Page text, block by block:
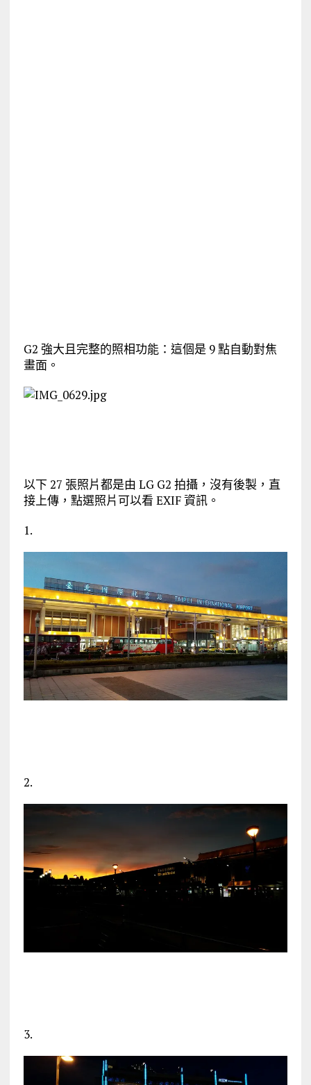
G2 強大且完整的照相功能：這個是 9 點自動對焦
畫面。
以下 27 張照片都是由 LG G2 拍攝，沒有後製，直
接上傳，點選照片可以看 EXIF 資訊。
1.
2.
3.